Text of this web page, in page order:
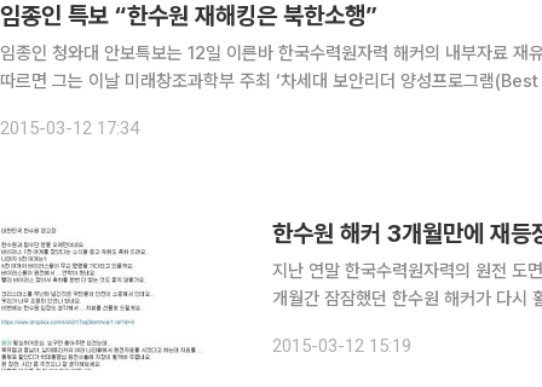
임종인 특보 “한수원 재해킹은 북한소행”
임종인 청와대 안보특보는 12일 이른바 한국수력원자력 해커의 내부자료 재유출
따르면 그는 이날 미래창조과학부 주최 ‘차세대 보안리더 양성프로그램
2015-03-12 17:34
한수원 해커 3개월만에 재
지난 연말 한국수력원자력의 원전 도
개월간 잠잠했던 한수원 해커가 다시
대통령 통화요록’과 ‘중수누출감지프
2015-03-12 15:19